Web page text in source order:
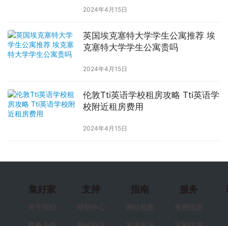
2024年4月15日
英国埃克塞特大学学生公寓推荐 埃
克塞特大学学生公寓贵吗
2024年4月15日
伦敦Tti英语学校租房攻略 Tti英语学
校附近租房费用
2024年4月15日
集好家
关于我们
支持
帮助中心
指南
网站地图
服务
免费找房